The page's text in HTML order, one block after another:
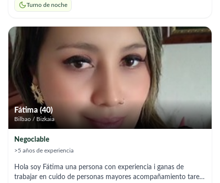
Turno de noche
Fátima (40)
Bilbao / Bizkaia
Negociable
>5 años de experiencia
Hola soy Fátima una persona con experiencia i ganas de
trabajar en cuido de personas mayores acompañamiento tareas